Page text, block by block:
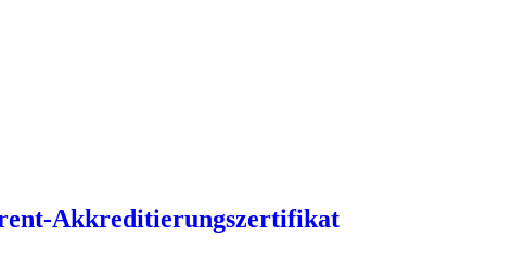
Akkreditierungszertifikat